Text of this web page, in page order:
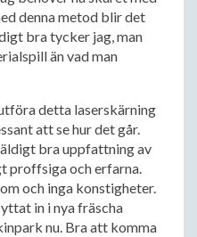
denna metod blir det
bra tycker jag, man
än vad man
detta laserskärning
att se hur det går.
bra uppfattning av
proffsiga och erfarna.
och inga konstigheter.
in i nya fräscha
nu. Bra att komma